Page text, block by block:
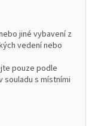
jiné vybavení z
vedení nebo
pouze podle
s místními